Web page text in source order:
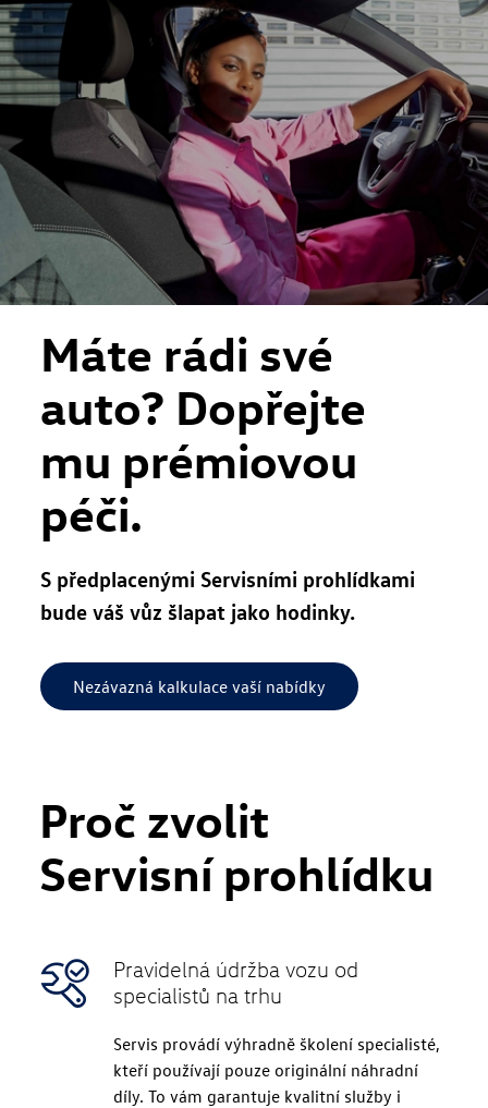
Skip to main content
Skip to footer
Máte rádi své
auto? Dopřejte
mu prémiovou
péči.
S předplacenými Servisními prohlídkami
bude váš vůz šlapat jako hodinky.
Nezávazná kalkulace vaší nabídky
Proč zvolit
Servisní prohlídku
Pravidelná údržba vozu od
specialistů na trhu
Servis provádí výhradně školení specialisté,
kteří používají pouze originální náhradní
díly. To vám garantuje kvalitní služby i